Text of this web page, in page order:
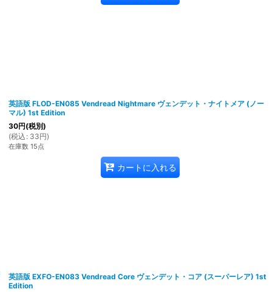
英語版 FLOD-EN085 Vendread Nightmare ヴェンデット・ナイトメア (ノー
マル) 1st Edition
30円(税別)
(税込 : 33円)
在庫数 15点
カートに入れる
英語版 EXFO-EN083 Vendread Core ヴェンデット・コア (スーパーレア) 1st
Edition